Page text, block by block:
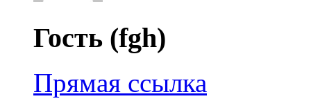
Гость (fgh)
Прямая ссылка